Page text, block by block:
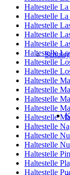
Haltestelle
Haltestelle
Haltestelle
Haltestelle
Haltestelle
Haltestelle
Haltestelle
Haltestelle
Haltestelle
Haltestelle
Haltestelle
Haltestelle
Haltestelle
Haltestelle
Haltestelle
Haltestelle
Haltestelle
Haltestelle
Haltestelle